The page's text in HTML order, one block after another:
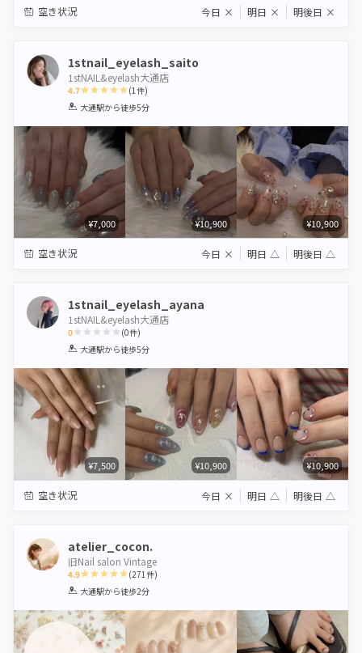
空き状況 今日 × 明日 × 明後日 ×
1stnail_eyelash_saito
1stNAIL&eyelash大通店
4.7
1 2 3 4 5
(1件)
大通駅から徒歩5分
¥7,000 ¥10,900 ¥10,900
空き状況 今日 × 明日 △ 明後日 △
1stnail_eyelash_ayana
1stNAIL&eyelash大通店
0
1 2 3 4 5
(0件)
大通駅から徒歩5分
¥7,500 ¥10,900 ¥10,900
空き状況 今日 × 明日 △ 明後日 △
atelier_cocon.
旧Nail salon Vintage
4.9
1 2 3 4 5
(271件)
大通駅から徒歩2分